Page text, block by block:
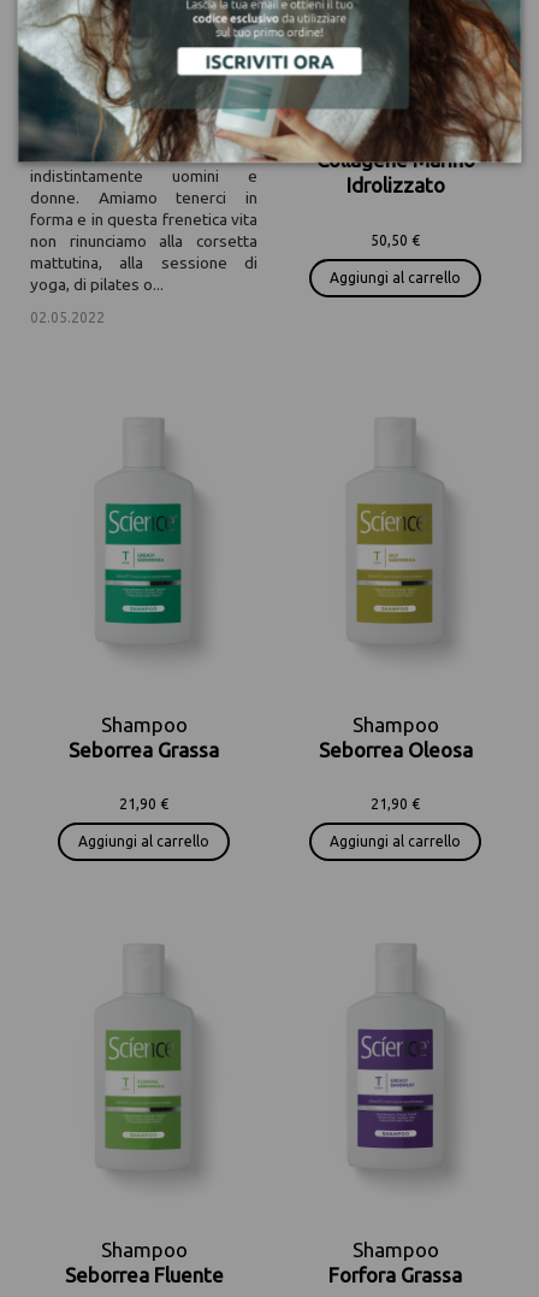
Sport e salvia?! Addio
cattivi odori!
Ami fare sport tutti i giorni, ma
ahimè i tuoi capelli appaiono
sempre sporchi? Non
preoccuparti questo è un
problema comune che colpisce
indistintamente uomini e
donne. Amiamo tenerci in
forma e in questa frenetica vita
non rinunciamo alla corsetta
mattutina, alla sessione di
yoga, di pilates o...
02.05.2022
Collagene Marino
Idrolizzato
50,50 €
Aggiungi al carrello
Shampoo
Seborrea Grassa
21,90 €
Aggiungi al carrello
Shampoo
Seborrea Oleosa
21,90 €
Aggiungi al carrello
Shampoo
Seborrea Fluente
Shampoo
Forfora Grassa